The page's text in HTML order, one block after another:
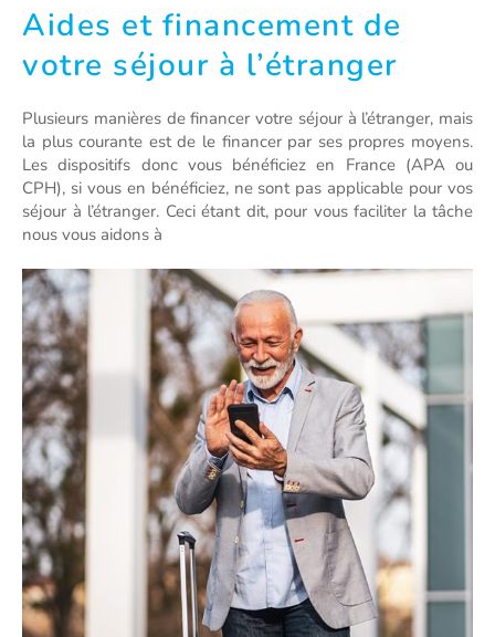
Aides et financement de
votre séjour à l’étranger
Plusieurs manières de financer votre séjour à l’étranger, mais
la plus courante est de le financer par ses propres moyens.
Les dispositifs donc vous bénéficiez en France (APA ou
CPH), si vous en bénéficiez, ne sont pas applicable pour vos
séjour à l’étranger. Ceci étant dit, pour vous faciliter la tâche
nous vous aidons à